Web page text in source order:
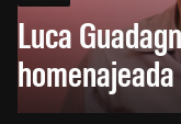
Luca